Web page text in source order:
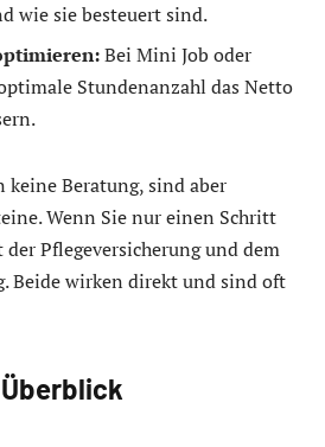
wie sie besteuert sind.
Bei Mini Job oder
Stundenanzahl das Netto
keine Beratung, sind aber
Wenn Sie nur einen Schritt
Pflegeversicherung und dem
Beide wirken direkt und sind oft